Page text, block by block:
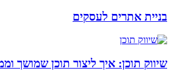
בניית אתרים לעסקים
שיווק תוכן: איך ליצור תוכן שמושך